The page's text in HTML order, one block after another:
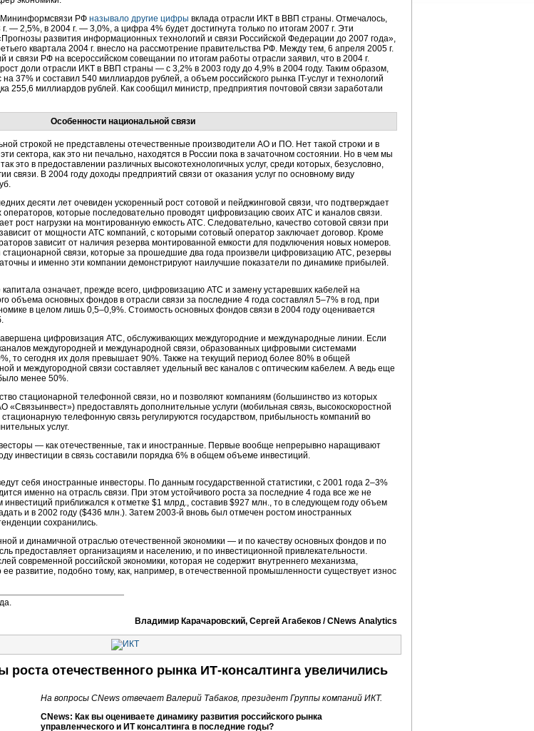
Мининформсвязи РФ называло другие цифры вклада отрасли ИКТ в ВВП страны. Отмечалось,
г. — 2,5%, в 2004 г. — 3,0%, а цифра 4% будет достигнута только по итогам 2007 г. Эти
развития информационных технологий и связи Российской Федерации до 2007 года»,
квартала 2004 г. внесло на рассмотрение правительства РФ. Между тем, 6 апреля 2005 г.
связи РФ на всероссийском совещании по итогам работы отрасли заявил, что в 2004 г.
доли отрасли ИКТ в ВВП страны — с 3,2% в 2003 году до 4,9% в 2004 году. Таким образом,
37% и составил 540 миллиардов рублей, а объем российского рынка IT-услуг и технологий
255,6 миллиардов рублей. Как сообщил министр, предприятия почтовой связи заработали
Особенности национальной связи
строкой не представлены отечественные производители АО и ПО. Нет такой строки и в
сектора, как это ни печально, находятся в России пока в зачаточном состоянии. Но в чем мы
это в предоставлении различных высокотехнологичных услуг, среди которых, безусловно,
связи. В 2004 году доходы предприятий связи от оказания услуг по основному виду
десяти лет очевиден ускоренный рост сотовой и пейджинговой связи, что подтверждает
которые последовательно проводят цифровизацию своих АТС и каналов связи.
рост нагрузки на монтированную емкость АТС. Следовательно, качество сотовой связи при
от мощности АТС компаний, с которыми сотовый оператор заключает договор. Кроме
зависит от наличия резерва монтированной емкости для подключения новых номеров.
стационарной связи, которые за прошедшие два года произвели цифровизацию АТС, резервы
и именно эти компании демонстрируют наилучшие показатели по динамике прибылей.
означает, прежде всего, цифровизацию АТС и замену устаревших кабелей на
объема основных фондов в отрасли связи за последние 4 года составлял 5–7% в год, при
в целом лишь 0,5–0,9%. Стоимость основных фондов связи в 2004 году оценивается
цифровизация АТС, обслуживающих междугородние и международные линии. Если
междугородней и международной связи, образованных цифровыми системами
то сегодня их доля превышает 90%. Также на текущий период более 80% в общей
и междугородной связи составляет удельный вес каналов с оптическим кабелем. А ведь еще
менее 50%.
стационарной телефонной связи, но и позволяют компаниям (большинство из которых
«Связьинвест») предоставлять дополнительные услуги (мобильная связь, высокоскоростной
телефонную связь регулируются государством, прибыльность компаний во
услуг.
— как отечественные, так и иностранные. Первые вообще непрерывно наращивают
инвестиции в связь составили порядка 6% в общем объеме инвестиций.
себя иностранные инвесторы. По данным государственной статистики, с 2001 года 2–3%
именно на отрасль связи. При этом устойчивого роста за последние 4 года все же не
приближался к отметке $1 млрд., составив $927 млн., то в следующем году объем
и в 2002 году ($436 млн.). Затем 2003-й вновь был отмечен ростом иностранных
сохранились.
и динамичной отраслью отечественной экономики — и по качеству основных фондов и по
предоставляет организациям и населению, и по инвестиционной привлекательности.
современной российской экономики, которая не содержит внутреннего механизма,
развитие, подобно тому, как, например, в отечественной промышленности существует износ
Владимир Карачаровский, Сергей Агабеков / CNews Analytics
роста отечественного рынка ИТ-консалтинга увеличились
На вопросы CNews отвечает Валерий Табаков, президент Группы компаний ИКТ.
CNews: Как вы оцениваете динамику развития российского рынка
управленческого и ИТ консалтинга в последние годы?